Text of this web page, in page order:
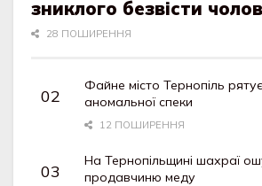
зниклого безвісти
28 ПОШИРЕННЯ
Файне місто Тернопіль
аномальної спеки
12 ПОШИРЕННЯ
На Тернопільщині шахраї
продавчиню меду